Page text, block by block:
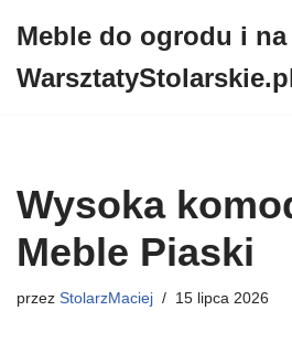
do
Meble do ogrodu i na
Wysoka
Meble Piaski
przez StolarzMaciej 15 lipca 2026